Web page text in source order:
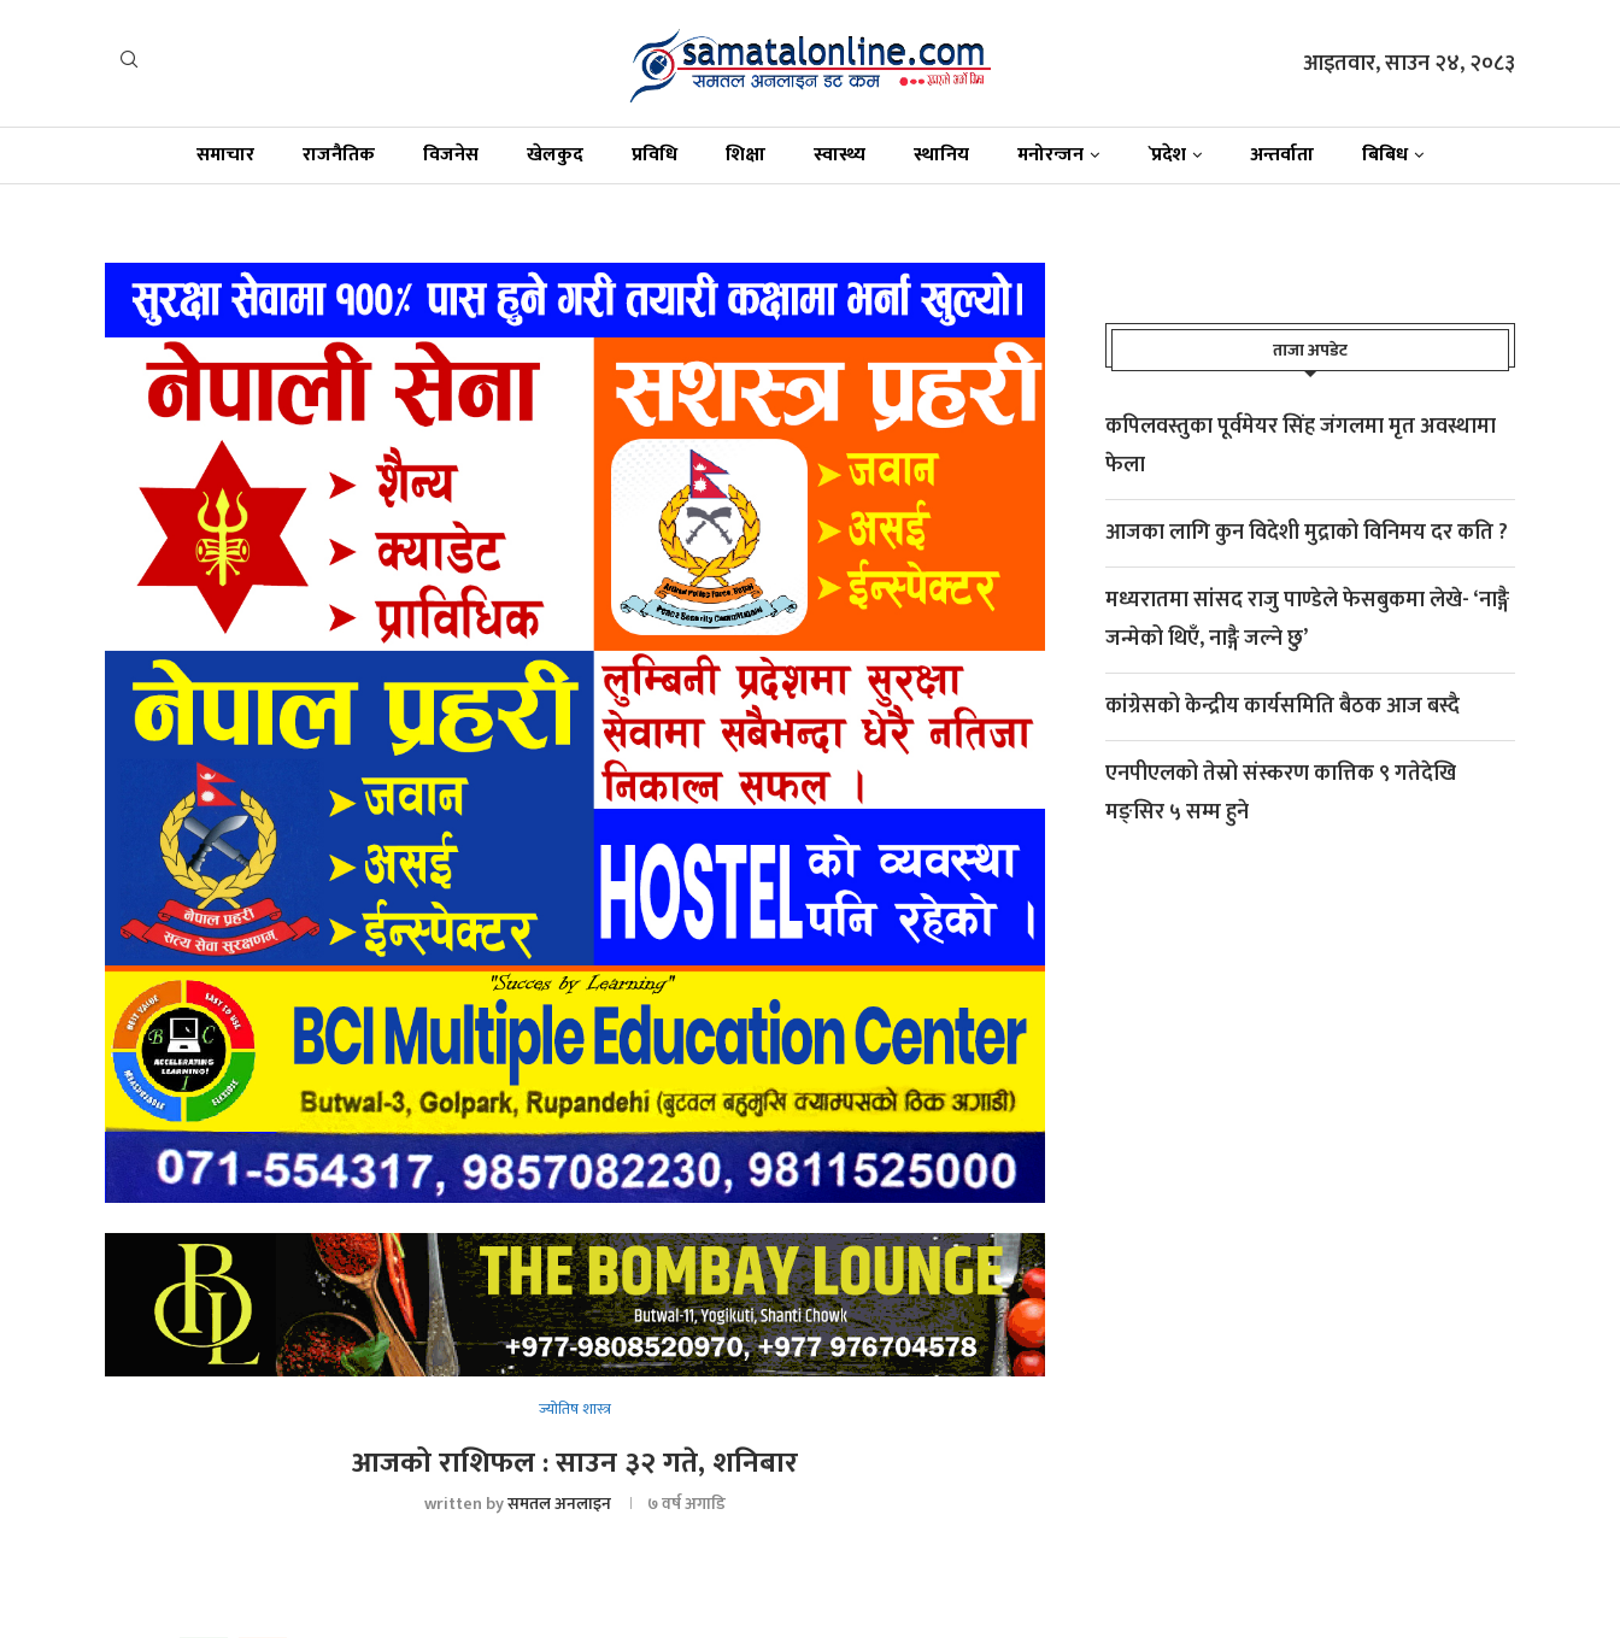
आइतवार, साउन २४, २०८३
समाचार राजनैतिक विजनेस खेलकुद प्रविधि शिक्षा स्वास्थ्य स्थानिय मनोरन्जन `प्रदेश अन्तर्वाता बिबिध
ज्योतिष शास्त्र
आजको राशिफल : साउन ३२ गते, शनिबार
written byसमतल अनलाइन ७ वर्ष अगाडि
ताजा अपडेट
कपिलवस्तुका पूर्वमेयर सिंह जंगलमा मृत अवस्थामा
फेला
आजका लागि कुन विदेशी मुद्राको विनिमय दर कति ?
मध्यरातमा सांसद राजु पाण्डेले फेसबुकमा लेखे- ‘नाङ्गै
जन्मेको थिएँ, नाङ्गै जल्ने छु’
कांग्रेसको केन्द्रीय कार्यसमिति बैठक आज बस्दै
एनपीएलको तेस्रो संस्करण कात्तिक ९ गतेदेखि
मङ्सिर ५ सम्म हुने